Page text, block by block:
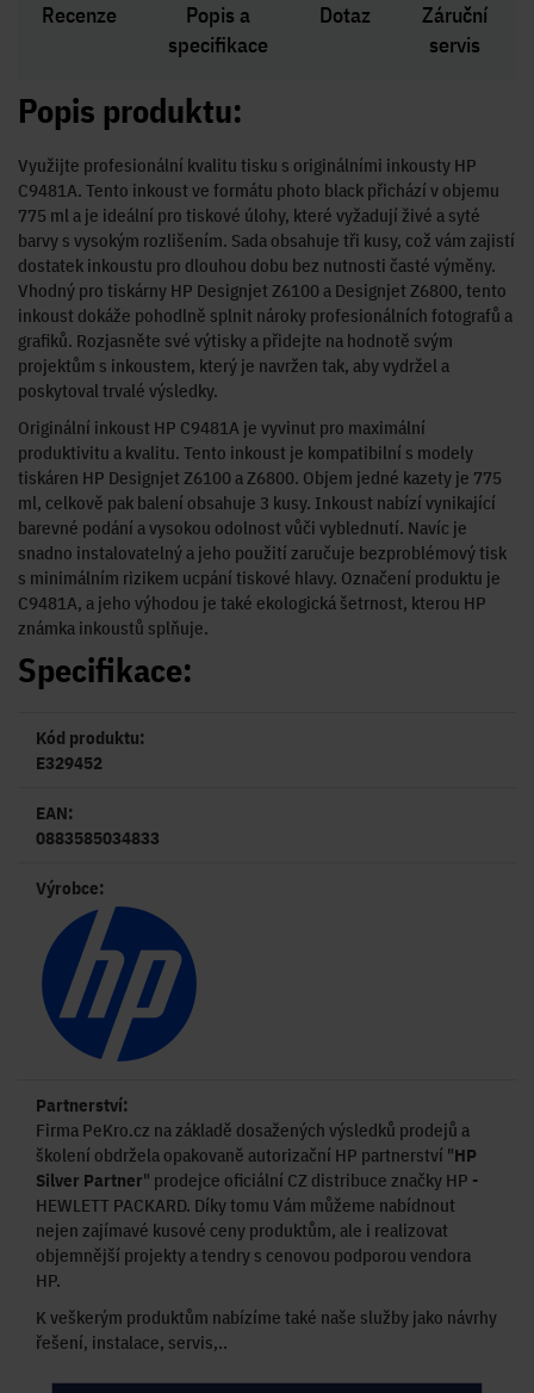
Recenze
Popis a
specifikace
Dotaz
Záruční
servis
Popis produktu:
Využijte profesionální kvalitu tisku s originálními inkousty HP
C9481A. Tento inkoust ve formátu photo black přichází v objemu
775 ml a je ideální pro tiskové úlohy, které vyžadují živé a syté
barvy s vysokým rozlišením. Sada obsahuje tři kusy, což vám zajistí
dostatek inkoustu pro dlouhou dobu bez nutnosti časté výměny.
Vhodný pro tiskárny HP Designjet Z6100 a Designjet Z6800, tento
inkoust dokáže pohodlně splnit nároky profesionálních fotografů a
grafiků. Rozjasněte své výtisky a přidejte na hodnotě svým
projektům s inkoustem, který je navržen tak, aby vydržel a
poskytoval trvalé výsledky.
Originální inkoust HP C9481A je vyvinut pro maximální
produktivitu a kvalitu. Tento inkoust je kompatibilní s modely
tiskáren HP Designjet Z6100 a Z6800. Objem jedné kazety je 775
ml, celkově pak balení obsahuje 3 kusy. Inkoust nabízí vynikající
barevné podání a vysokou odolnost vůči vyblednutí. Navíc je
snadno instalovatelný a jeho použití zaručuje bezproblémový tisk
s minimálním rizikem ucpání tiskové hlavy. Označení produktu je
C9481A, a jeho výhodou je také ekologická šetrnost, kterou HP
známka inkoustů splňuje.
Specifikace:
Kód produktu:
E329452
EAN:
0883585034833
Výrobce:
Partnerství:
Firma PeKro.cz na základě dosažených výsledků prodejů a
školení obdržela opakovaně autorizační HP partnerství "HP
Silver Partner" prodejce oficiální CZ distribuce značky HP -
HEWLETT PACKARD. Díky tomu Vám můžeme nabídnout
nejen zajímavé kusové ceny produktům, ale i realizovat
objemnější projekty a tendry s cenovou podporou vendora
HP.
K veškerým produktům nabízíme také naše služby jako návrhy
řešení, instalace, servis,..